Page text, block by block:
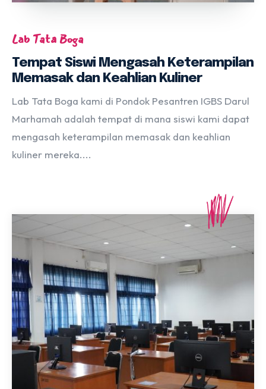
Lab Tata Boga
Tempat Siswi Mengasah Keterampilan
Memasak dan Keahlian Kuliner
Lab Tata Boga kami di Pondok Pesantren IGBS Darul
Marhamah adalah tempat di mana siswi kami dapat
mengasah keterampilan memasak dan keahlian
kuliner mereka....